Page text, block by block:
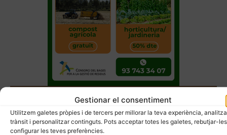
Gestionar el consentiment
Utilitzem galetes pròpies i de tercers per millorar la teva experiència,
trànsit i personalitzar continguts. Pots acceptar totes les galetes, rebutjar-
configurar les teves preferències.